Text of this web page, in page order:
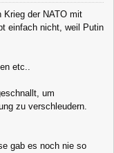
Krieg der NATO mit
einfach nicht, weil Putin
etc..
um
zu verschleudern.
gab es noch nie so